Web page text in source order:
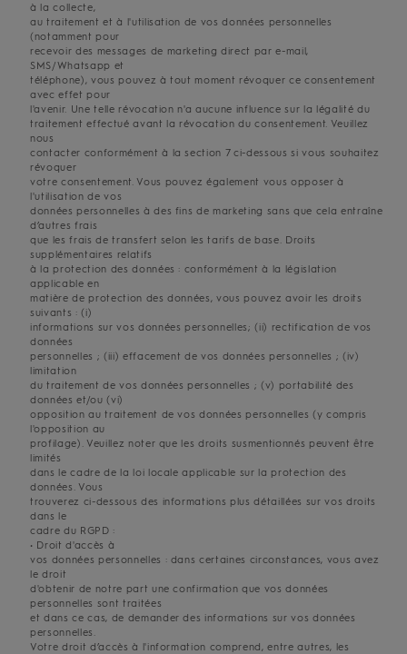
à la collecte,
au traitement et à l'utilisation de vos données personnelles
(notamment pour
recevoir des messages de marketing direct par e-mail,
SMS/Whatsapp et
téléphone), vous pouvez à tout moment révoquer ce consentement
avec effet pour
l'avenir. Une telle révocation n'a aucune influence sur la légalité du
traitement effectué avant la révocation du consentement. Veuillez
nous
contacter conformément à la section 7 ci-dessous si vous souhaitez
révoquer
votre consentement. Vous pouvez également vous opposer à
l'utilisation de vos
données personnelles à des fins de marketing sans que cela entraîne
d’autres frais
que les frais de transfert selon les tarifs de base. Droits
supplémentaires relatifs
à la protection des données : conformément à la législation
applicable en
matière de protection des données, vous pouvez avoir les droits
suivants : (i)
informations sur vos données personnelles; (ii) rectification de vos
données
personnelles ; (iii) effacement de vos données personnelles ; (iv)
limitation
du traitement de vos données personnelles ; (v) portabilité des
données et/ou (vi)
opposition au traitement de vos données personnelles (y compris
l'opposition au
profilage). Veuillez noter que les droits susmentionnés peuvent être
limités
dans le cadre de la loi locale applicable sur la protection des
données. Vous
trouverez ci-dessous des informations plus détaillées sur vos droits
dans le
cadre du RGPD :
• Droit d'accès à
vos données personnelles : dans certaines circonstances, vous avez
le droit
d'obtenir de notre part une confirmation que vos données
personnelles sont traitées
et dans ce cas, de demander des informations sur vos données
personnelles.
Votre droit d’accès à l'information comprend, entre autres, les